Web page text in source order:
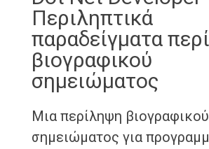
Περιληπτικά
παραδείγματα
βιογραφικού
σημειώματος
Μια περίληψη βιογραφικού
σημειώματος για